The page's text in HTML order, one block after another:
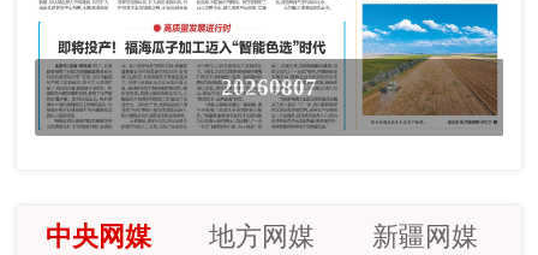
20260807
中央网媒 地方网媒 新疆网媒